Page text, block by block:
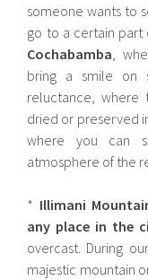
someone wants to
go to a certain part
Cochabamba ,
bring a smile on
reluctance, where
dried or preserved
where you can
atmosphere of the
* Illimani
any place in the
overcast. During
majestic mountain